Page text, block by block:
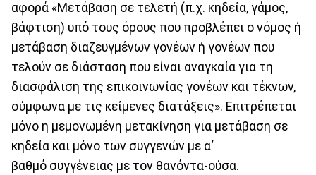
αφορά «Μετάβαση σε τελετή (π.χ. κηδεία, γάμος,
βάφτιση) υπό τους όρους που προβλέπει ο νόμος ή
μετάβαση διαζευγμένων γονέων ή γονέων που
τελούν σε διάσταση που είναι αναγκαία για τη
διασφάλιση της επικοινωνίας γονέων και τέκνων,
σύμφωνα με τις κείμενες διατάξεις». Επιτρέπεται
μόνο η μεμονωμένη μετακίνηση για μετάβαση σε
κηδεία και μόνο των συγγενών με α΄
βαθμό συγγένειας με τον θανόντα-ούσα.